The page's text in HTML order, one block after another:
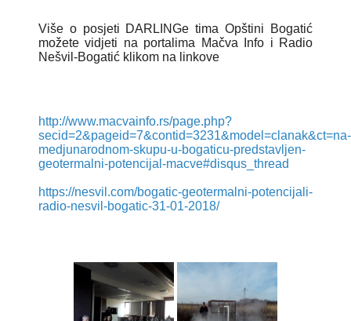
Više o posjeti DARLINGe tima Opštini Bogatić
možete vidjeti na portalima Mačva Info i Radio
Nešvil-Bogatić klikom na linkove
http://www.macvainfo.rs/page.php?
secid=2&pageid=7&contid=3231&model=clanak&ct=na-
medjunarodnom-skupu-u-bogaticu-predstavljen-
geotermalni-potencijal-macve#disqus_thread
https://nesvil.com/bogatic-geotermalni-potencijali-
radio-nesvil-bogatic-31-01-2018/